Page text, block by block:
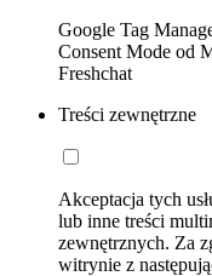
Google Tag
Consent Mode od
Freshchat
Treści zewnętrzne
Akceptacja tych
lub inne treści
zewnętrznych. Za
witrynie z